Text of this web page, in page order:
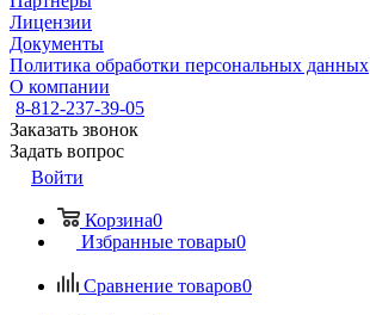
Лицензии
Документы
Политика обработки персональных данных
О компании
8-812-237-39-05
Заказать звонок
Задать вопрос
Войти
Корзина0
Избранные товары0
Сравнение товаров0